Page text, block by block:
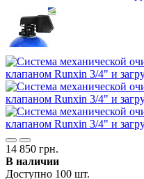
14 850 грн.
В наличии
Доступно 100 шт.